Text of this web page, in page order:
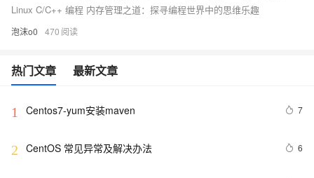
Linux C/C++ 编程 内存管理之道：探寻编程世界中的思维乐趣
泡沫o0 470
热门文章 最新文章
1 Centos7-yum安装maven 7
2 CentOS 常见异常及解决办法 6